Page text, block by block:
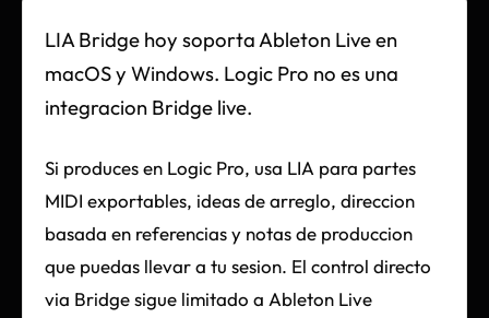
LIA Bridge hoy soporta Ableton Live en
macOS y Windows. Logic Pro no es una
integracion Bridge live.
Si produces en Logic Pro, usa LIA para partes
MIDI exportables, ideas de arreglo, direccion
basada en referencias y notas de produccion
que puedas llevar a tu sesion. El control directo
via Bridge sigue limitado a Ableton Live